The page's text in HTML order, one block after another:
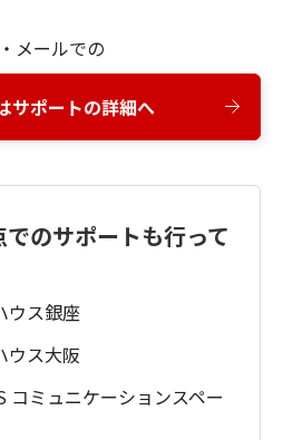
メールでの
サポートの詳細へ
のサポートも行って
ウス銀座
ウス大阪
コミュニケーションスペー